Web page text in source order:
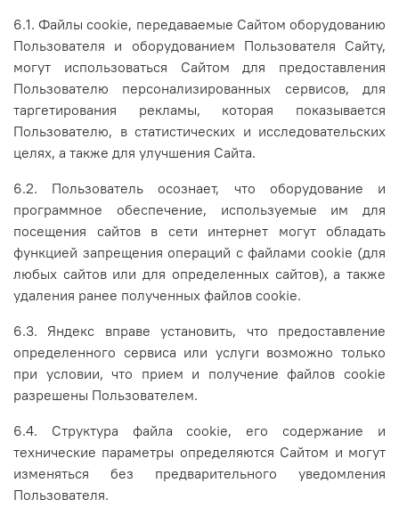
6.1. Файлы cookie, передаваемые Сайтом оборудованию
Пользователя и оборудованием Пользователя Сайту,
могут использоваться Сайтом для предоставления
Пользователю персонализированных сервисов, для
таргетирования рекламы, которая показывается
Пользователю, в статистических и исследовательских
целях, а также для улучшения Сайта.
6.2. Пользователь осознает, что оборудование и
программное обеспечение, используемые им для
посещения сайтов в сети интернет могут обладать
функцией запрещения операций с файлами cookie (для
любых сайтов или для определенных сайтов), а также
удаления ранее полученных файлов cookie.
6.3. Яндекс вправе установить, что предоставление
определенного сервиса или услуги возможно только
при условии, что прием и получение файлов cookie
разрешены Пользователем.
6.4. Структура файла cookie, его содержание и
технические параметры определяются Сайтом и могут
изменяться без предварительного уведомления
Пользователя.